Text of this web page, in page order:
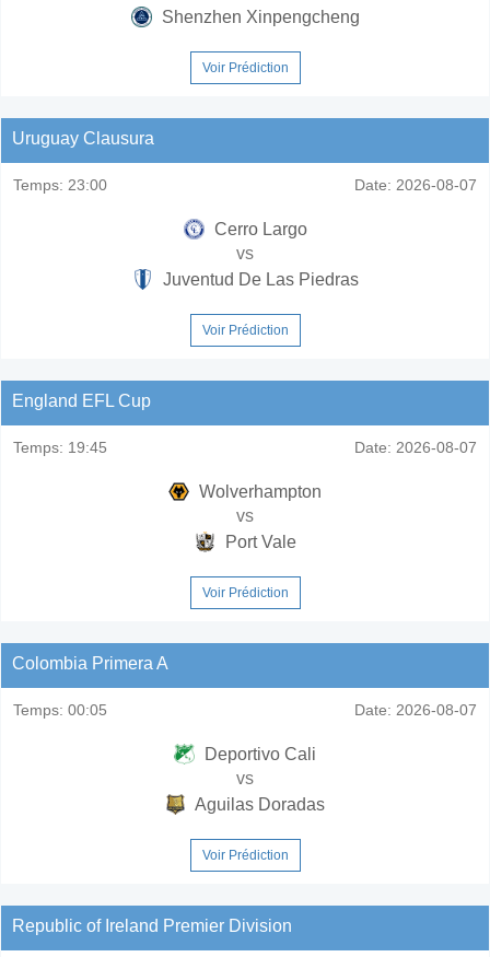
Shenzhen Xinpengcheng
Voir Prédiction
Uruguay Clausura
Temps: 23:00 Date: 2026-08-07
Cerro Largo
vs
Juventud De Las Piedras
Voir Prédiction
England EFL Cup
Temps: 19:45 Date: 2026-08-07
Wolverhampton
vs
Port Vale
Voir Prédiction
Colombia Primera A
Temps: 00:05 Date: 2026-08-07
Deportivo Cali
vs
Aguilas Doradas
Voir Prédiction
Republic of Ireland Premier Division